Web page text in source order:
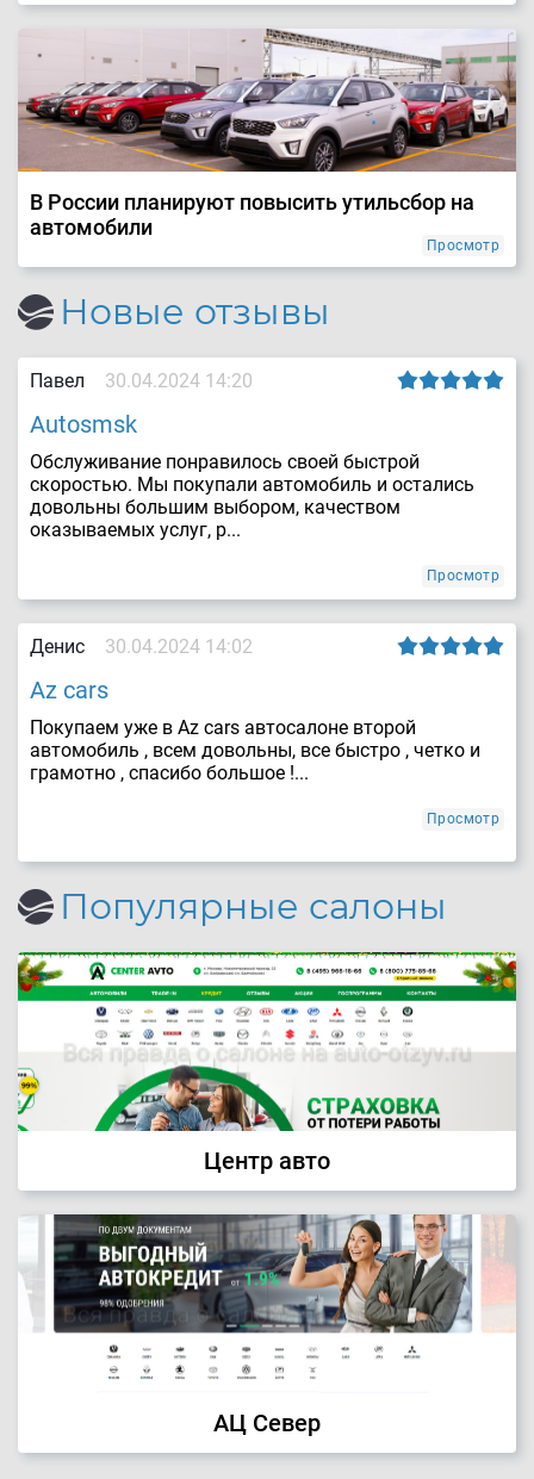
В России планируют повысить утильсбор на
автомобили
Просмотр
Новые отзывы
Павел 30.04.2024 14:20
Autosmsk
Обслуживание понравилось своей быстрой
скоростью. Мы покупали автомобиль и остались
довольны большим выбором, качеством
оказываемых услуг, р...
Просмотр
Денис 30.04.2024 14:02
Az cars
Покупаем уже в Az cars автосалоне второй
автомобиль , всем довольны, все быстро , четко и
грамотно , спасибо большое !...
Просмотр
Популярные салоны
Центр авто
АЦ Север